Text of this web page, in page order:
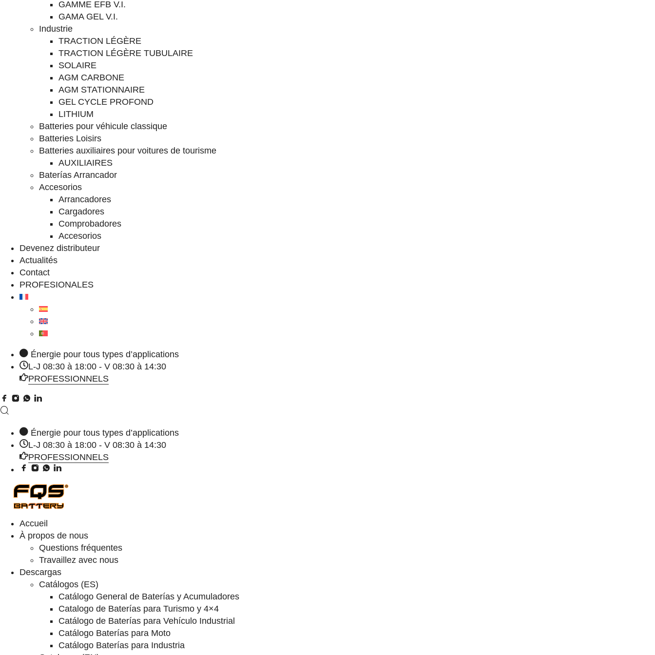
GAMME EFB V.I.
GAMA GEL V.I.
Industrie
TRACTION LÉGÈRE
TRACTION LÉGÈRE TUBULAIRE
SOLAIRE
AGM CARBONE
AGM STATIONNAIRE
GEL CYCLE PROFOND
LITHIUM
Batteries pour véhicule classique
Batteries Loisirs
Batteries auxiliaires pour voitures de tourisme
AUXILIAIRES
Baterías Arrancador
Accesorios
Arrancadores
Cargadores
Comprobadores
Accesorios
Devenez distributeur
Actualités
Contact
PROFESIONALES
Énergie pour tous types d’applications
L-J 08:30 à 18:00 - V 08:30 à 14:30
PROFESSIONNELS
Énergie pour tous types d’applications
L-J 08:30 à 18:00 - V 08:30 à 14:30
PROFESSIONNELS
Accueil
À propos de nous
Questions fréquentes
Travaillez avec nous
Descargas
Catálogos (ES)
Catálogo General de Baterías y Acumuladores
Catalogo de Baterías para Turismo y 4×4
Catálogo de Baterías para Vehículo Industrial
Catálogo Baterías para Moto
Catálogo Baterías para Industria